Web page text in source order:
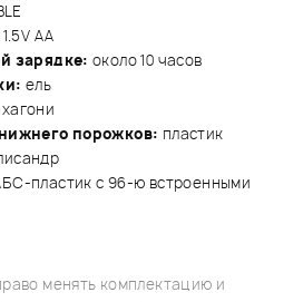
AA
зарядке: около 10 часов
ель
порожков: пластик
пластик с 96-ю встроенными
менять комплектацию и